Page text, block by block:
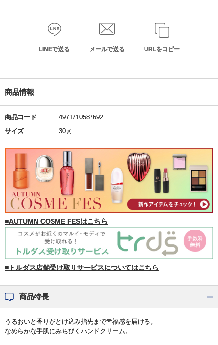
LINEで送る メールで送る URLをコピー
商品情報
商品コード
4971710587692
サイズ
30ｇ
■AUTUMN COSME FESはこちら
■トルダス店舗受け取りサービスについてはこちら
商品特長
うるおいと香りがとけ込み指先まで幸福感を届ける。
なめらかな手肌にみちびくハンドクリーム。